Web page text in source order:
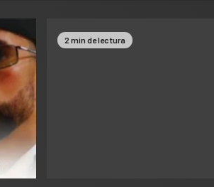
2 min de lectura